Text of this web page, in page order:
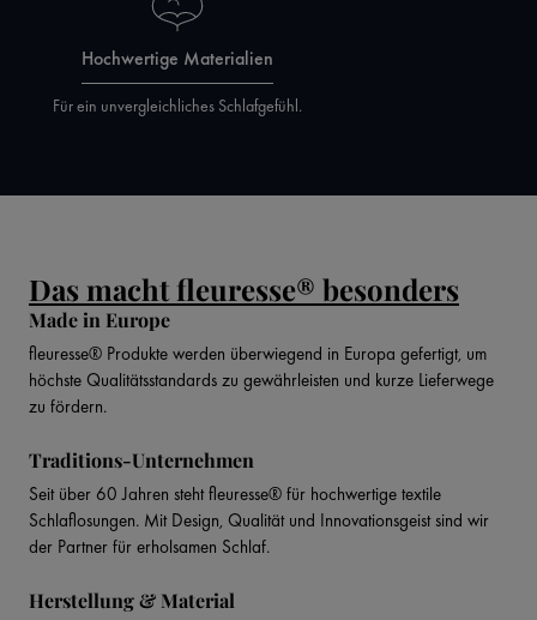
Hochwertige Materialien
Für ein unvergleichliches Schlafgefühl.
Das macht fleuresse® besonders
Made in Europe
fleuresse® Produkte werden überwiegend in Europa gefertigt, um
höchste Qualitätsstandards zu gewährleisten und kurze Lieferwege
zu fördern.
Traditions-Unternehmen
Seit über 60 Jahren steht fleuresse® für hochwertige textile
Schlaflosungen. Mit Design, Qualität und Innovationsgeist sind wir
der Partner für erholsamen Schlaf.
Herstellung & Material